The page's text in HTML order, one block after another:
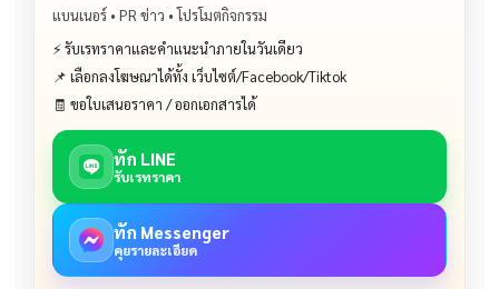
แบนเนอร์ • PR ข่าว • โปรโมตกิจกรรม
⚡ รับเรทราคาและคำแนะนำภายในวันเดียว
📌 เลือกลงโฆษณาได้ทั้ง เว็บไซต์/Facebook/Tiktok
🧾 ขอใบเสนอราคา / ออกเอกสารได้
ทัก LINE
รับเรทราคา
ทัก Messenger
คุยรายละเอียด